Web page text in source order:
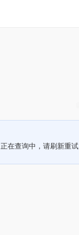
正在查询中，请刷新重试